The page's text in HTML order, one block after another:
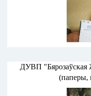
ДУВП
(паперы,